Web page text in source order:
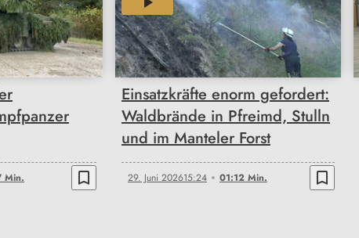
Min. bookmark_border
01:12
Einsatzkräfte enorm gefordert:
Waldbrände in Pfreimd, Stulln
und im Manteler Forst
29. Juni 202615:24 01:12 Min. bookmark_border